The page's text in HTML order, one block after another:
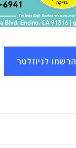
הרשמו לניוזלטר